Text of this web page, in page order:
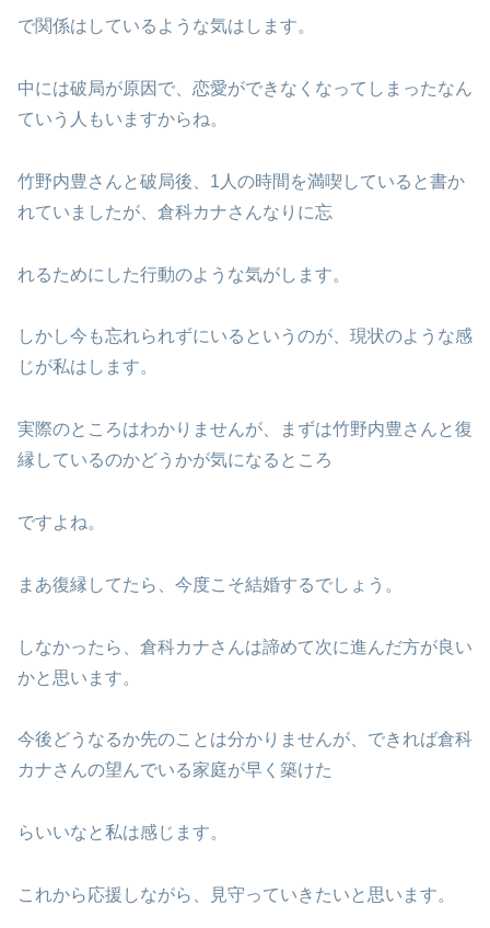
で関係はしているような気はします。
中には破局が原因で、恋愛ができなくなってしまったなん
ていう人もいますからね。
竹野内豊さんと破局後、1人の時間を満喫していると書か
れていましたが、倉科カナさんなりに忘
れるためにした行動のような気がします。
しかし今も忘れられずにいるというのが、現状のような感
じが私はします。
実際のところはわかりませんが、まずは竹野内豊さんと復
縁しているのかどうかが気になるところ
ですよね。
まあ復縁してたら、今度こそ結婚するでしょう。
しなかったら、倉科カナさんは諦めて次に進んだ方が良い
かと思います。
今後どうなるか先のことは分かりませんが、できれば倉科
カナさんの望んでいる家庭が早く築けた
らいいなと私は感じます。
これから応援しながら、見守っていきたいと思います。